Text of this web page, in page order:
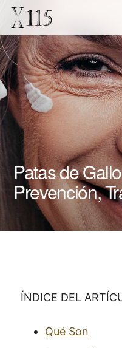
Patas de
Prevención,
ÍNDICE DEL
Qué Son